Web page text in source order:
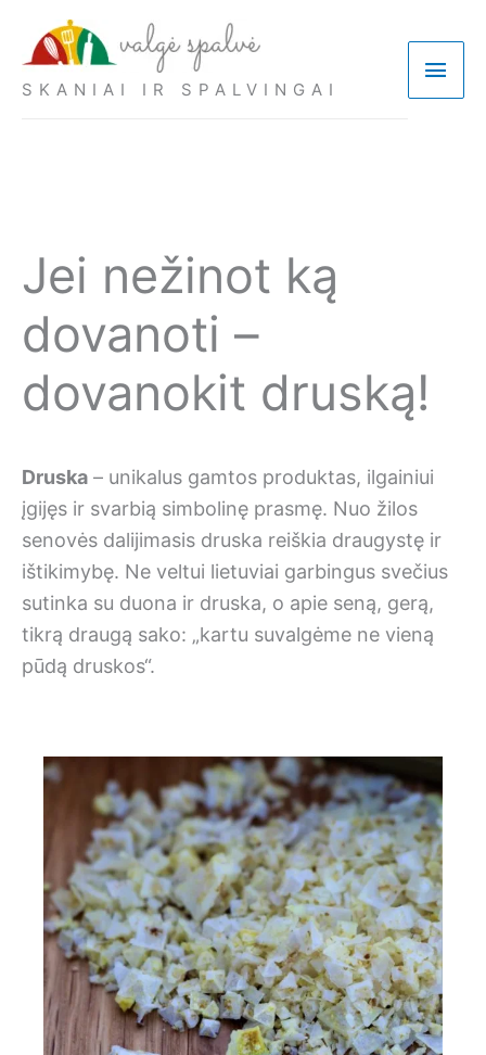
SKANIAI IR SPALVINGAI
Jei nežinot ką
dovanoti –
dovanokit druską!
Druska – unikalus gamtos produktas, ilgainiui
įgijęs ir svarbią simbolinę prasmę. Nuo žilos
senovės dalijimasis druska reiškia draugystę ir
ištikimybę. Ne veltui lietuviai garbingus svečius
sutinka su duona ir druska, o apie seną, gerą,
tikrą draugą sako: „kartu suvalgėme ne vieną
pūdą druskos“.